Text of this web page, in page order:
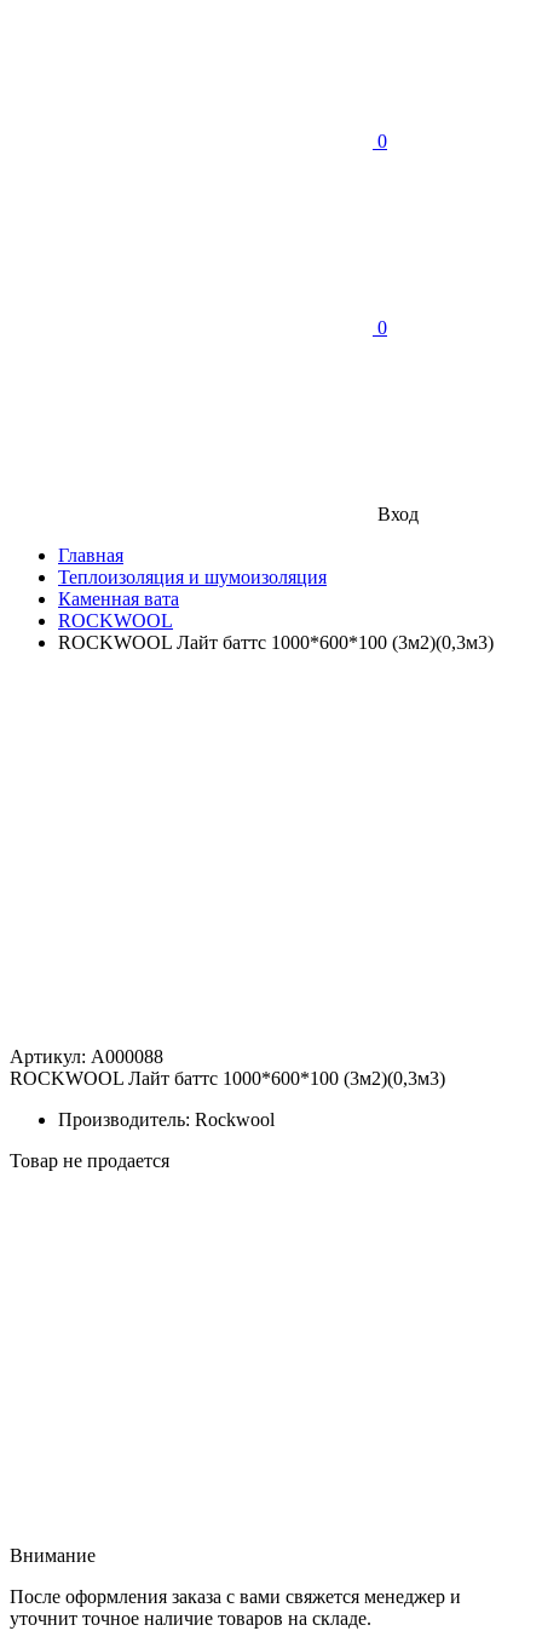
0
0
Вход
Главная
Теплоизоляция и шумоизоляция
Каменная вата
ROCKWOOL
ROCKWOOL Лайт баттс 1000*600*100 (3м2)(0,3м3)
Артикул: A000088
ROCKWOOL Лайт баттс 1000*600*100 (3м2)(0,3м3)
Производитель: Rockwool
Товар не продается
Внимание
После оформления заказа с вами свяжется менеджер и
уточнит точное наличие товаров на складе.